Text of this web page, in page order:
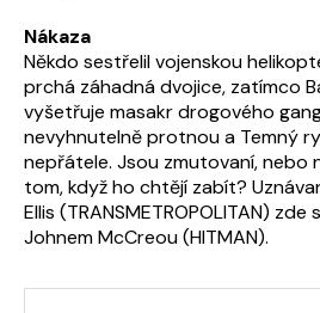
Nákaza
Někdo sestřelil vojenskou
prchá záhadná dvojice, zatímco
vyšetřuje masakr drogového
nevyhnutelně protnou a Temný
nepřátele. Jsou zmutovaní, nebo
tom, když ho chtějí zabít?
Ellis (TRANSMETROPOLITAN)
Johnem McCreou (HITMAN).